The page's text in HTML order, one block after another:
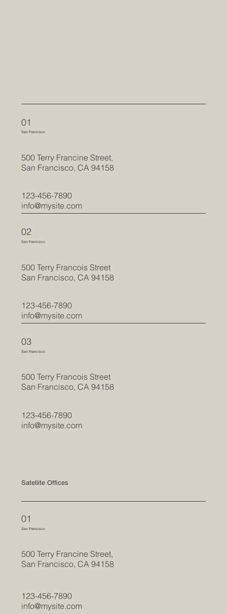
01
San Francisco
500 Terry Francine Street,
San Francisco, CA 94158
123-456-7890
info@mysite.com
02
San Francisco
500 Terry Francois Street
San Francisco, CA 94158
123-456-7890
info@mysite.com
03
San Francisco
500 Terry Francois Street
San Francisco, CA 94158
123-456-7890
info@mysite.com
Satellite Offices
01
San Francisco
500 Terry Francine Street,
San Francisco, CA 94158
123-456-7890
info@mysite.com